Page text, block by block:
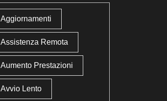
Aggiornamenti
Assistenza Remota
Aumento Prestazioni
Avvio Lento